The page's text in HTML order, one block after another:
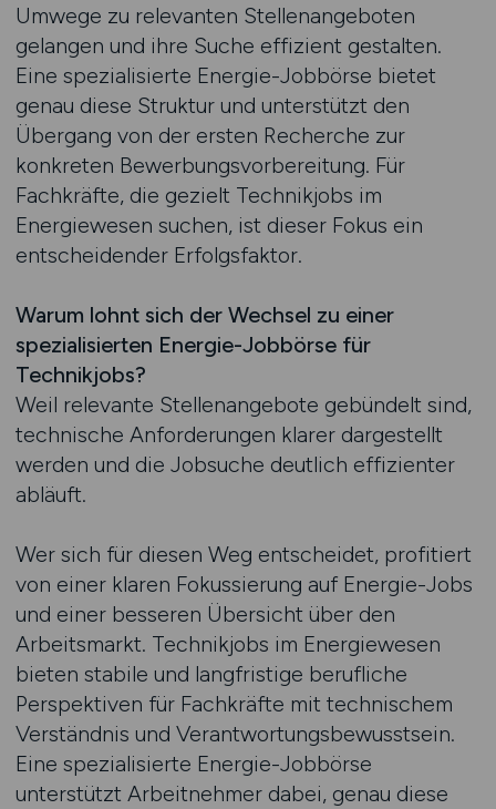
Umwege zu relevanten Stellenangeboten
gelangen und ihre Suche effizient gestalten.
Eine spezialisierte Energie-Jobbörse bietet
genau diese Struktur und unterstützt den
Übergang von der ersten Recherche zur
konkreten Bewerbungsvorbereitung. Für
Fachkräfte, die gezielt Technikjobs im
Energiewesen suchen, ist dieser Fokus ein
entscheidender Erfolgsfaktor.
Warum lohnt sich der Wechsel zu einer
spezialisierten Energie-Jobbörse für
Technikjobs?
Weil relevante Stellenangebote gebündelt sind,
technische Anforderungen klarer dargestellt
werden und die Jobsuche deutlich effizienter
abläuft.
Wer sich für diesen Weg entscheidet, profitiert
von einer klaren Fokussierung auf Energie-Jobs
und einer besseren Übersicht über den
Arbeitsmarkt. Technikjobs im Energiewesen
bieten stabile und langfristige berufliche
Perspektiven für Fachkräfte mit technischem
Verständnis und Verantwortungsbewusstsein.
Eine spezialisierte Energie-Jobbörse
unterstützt Arbeitnehmer dabei, genau diese